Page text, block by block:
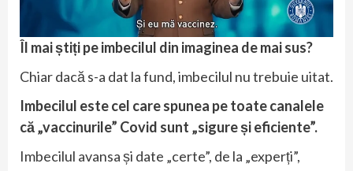
Îl mai știți pe imbecilul din imaginea de mai sus?
Chiar dacă s-a dat la fund, imbecilul nu trebuie uitat.
Imbecilul este cel care spunea pe toate canalele
că „vaccinurile” Covid sunt „sigure și eficiente”.
Imbecilul avansa și date „certe”, de la „experți”,